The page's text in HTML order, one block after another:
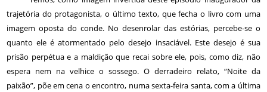
trajetória do protagonista, o último texto, que fecha o livro com uma
imagem oposta do conde. No desenrolar das estórias, percebe-se o
quanto ele é atormentado pelo desejo insaciável. Este desejo é sua
prisão perpétua e a maldição que recai sobre ele, pois, como diz, não
espera nem na velhice o sossego. O derradeiro relato, “Noite da
paixão”, põe em cena o encontro, numa sexta-feira santa, com a última